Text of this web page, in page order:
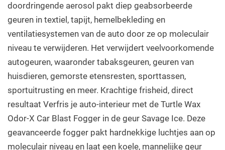
doordringende aerosol pakt diep geabsorbeerde
geuren in textiel, tapijt, hemelbekleding en
ventilatiesystemen van de auto door ze op moleculair
niveau te verwijderen. Het verwijdert veelvoorkomende
autogeuren, waaronder tabaksgeuren, geuren van
huisdieren, gemorste etensresten, sporttassen,
sportuitrusting en meer. Krachtige frisheid, direct
resultaat Verfris je auto-interieur met de Turtle Wax
Odor-X Car Blast Fogger in de geur Savage Ice. Deze
geavanceerde fogger pakt hardnekkige luchtjes aan op
moleculair niveau en laat een koele, mannelijke geur